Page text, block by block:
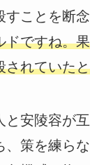
ことを断念
ドですね。
されていた
と安陵容が
、策を練ら